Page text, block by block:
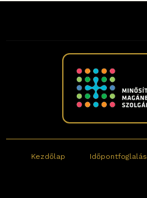
Kezdőlap Időpontfoglalás